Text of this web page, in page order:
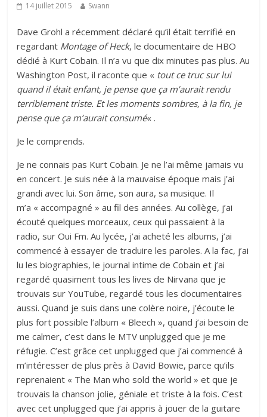
14 juillet 2015 Swann
Dave Grohl a récemment déclaré qu’il était terrifié en
regardant Montage of Heck, le documentaire de HBO
dédié à Kurt Cobain. Il n’a vu que dix minutes pas plus. Au
Washington Post, il raconte que « tout ce truc sur lui
quand il était enfant, je pense que ça m’aurait rendu
terriblement triste. Et les moments sombres, à la fin, je
pense que ça m’aurait consumé« .
Je le comprends.
Je ne connais pas Kurt Cobain. Je ne l’ai même jamais vu
en concert. Je suis née à la mauvaise époque mais j’ai
grandi avec lui. Son âme, son aura, sa musique. Il
m’a « accompagné » au fil des années. Au collège, j’ai
écouté quelques morceaux, ceux qui passaient à la
radio, sur Oui Fm. Au lycée, j’ai acheté les albums, j’ai
commencé à essayer de traduire les paroles. A la fac, j’ai
lu les biographies, le journal intime de Cobain et j’ai
regardé quasiment tous les lives de Nirvana que je
trouvais sur YouTube, regardé tous les documentaires
aussi. Quand je suis dans une colère noire, j’écoute le
plus fort possible l’album « Bleech », quand j’ai besoin de
me calmer, c’est dans le MTV unplugged que je me
réfugie. C’est grâce cet unplugged que j’ai commencé à
m’intéresser de plus près à David Bowie, parce qu’ils
reprenaient « The Man who sold the world » et que je
trouvais la chanson jolie, géniale et triste à la fois. C’est
avec cet unplugged que j’ai appris à jouer de la guitare